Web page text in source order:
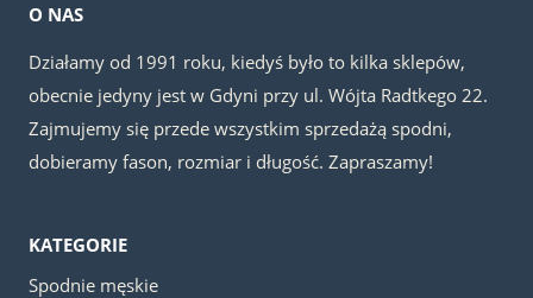
O NAS
Działamy od 1991 roku, kiedyś było to kilka sklepów,
obecnie jedyny jest w Gdyni przy ul. Wójta Radtkego 22.
Zajmujemy się przede wszystkim sprzedażą spodni,
dobieramy fason, rozmiar i długość. Zapraszamy!
KATEGORIE
Spodnie męskie